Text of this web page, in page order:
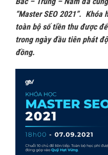
“Master SEO 2021”. Khóa
toàn bộ số tiền thu được
trong ngày đầu tiên phát
đồng.